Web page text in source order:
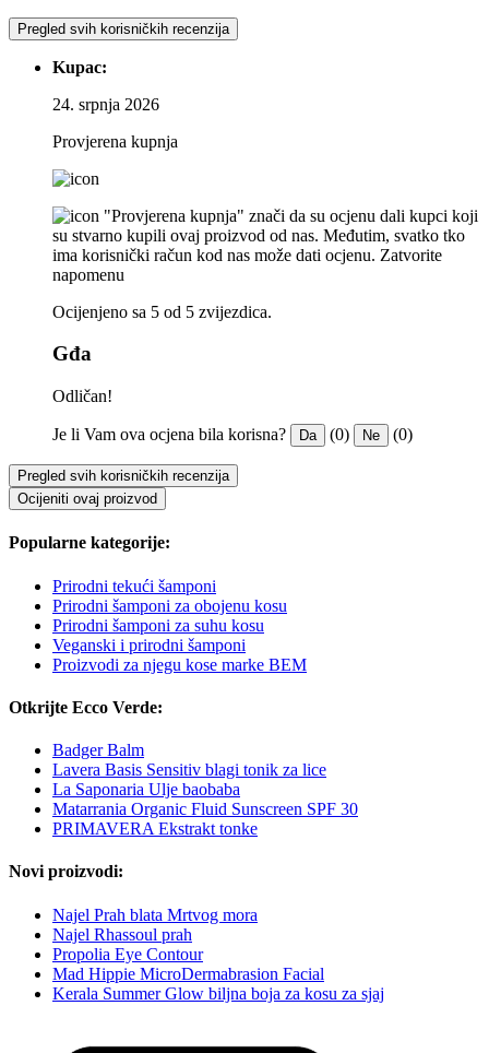
Pregled svih korisničkih recenzija
Kupac:
24. srpnja 2026
Provjerena kupnja
"Provjerena kupnja" znači da su ocjenu dali kupci koji
su stvarno kupili ovaj proizvod od nas. Međutim, svatko tko
ima korisnički račun kod nas može dati ocjenu. Zatvorite
napomenu
Ocijenjeno sa 5 od 5 zvijezdica.
Gđa
Odličan!
Je li Vam ova ocjena bila korisna? Da (0) Ne (0)
Pregled svih korisničkih recenzija
Ocijeniti ovaj proizvod
Popularne kategorije:
Prirodni tekući šamponi
Prirodni šamponi za obojenu kosu
Prirodni šamponi za suhu kosu
Veganski i prirodni šamponi
Proizvodi za njegu kose marke BEM
Otkrijte Ecco Verde:
Badger Balm
Lavera Basis Sensitiv blagi tonik za lice
La Saponaria Ulje baobaba
Matarrania Organic Fluid Sunscreen SPF 30
PRIMAVERA Ekstrakt tonke
Novi proizvodi:
Najel Prah blata Mrtvog mora
Najel Rhassoul prah
Propolia Eye Contour
Mad Hippie MicroDermabrasion Facial
Kerala Summer Glow biljna boja za kosu za sjaj